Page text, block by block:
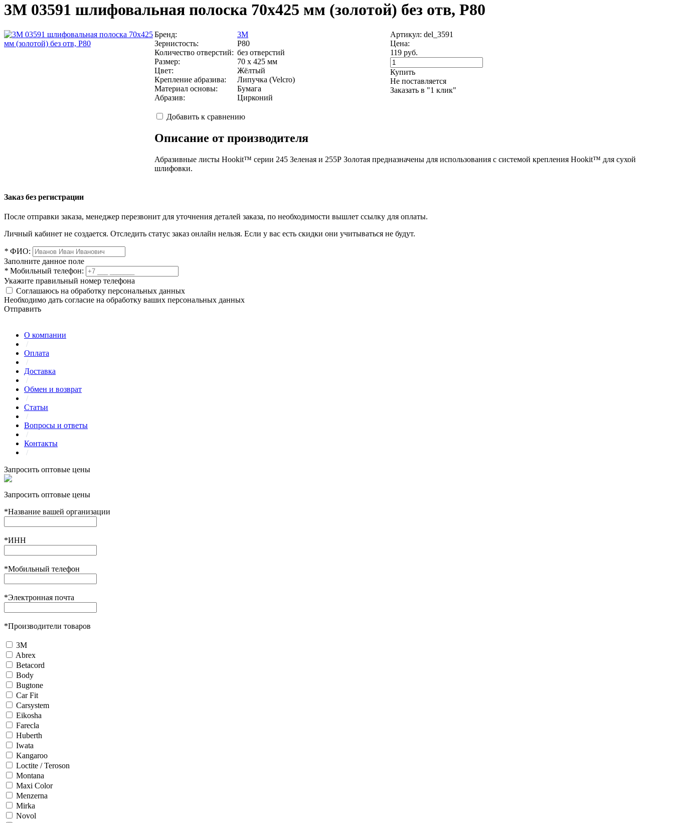
3М 03591 шлифовальная полоска 70х425 мм (золотой) без отв, P80
Бренд:
3M
Зернистость:
P80
Количество отверстий: без отверстий
Размер:
70 х 425 мм
Цвет:
Жёлтый
Крепление абразива:
Липучка (Velcro)
Материал основы:
Бумага
Абразив:
Цирконий
Добавить к сравнению
Артикул: del_3591
Цена:
119 руб.
Купить
Не поставляется
Заказать в "1 клик"
Описание от производителя
Абразивные листы Hookit™ серии 245 Зеленая и 255Р Золотая предназначены для использования с системой крепления Hookit™ для сухой
шлифовки.
Заказ без регистрации
После отправки заказа, менеджер перезвонит для уточнения деталей заказа, по необходимости вышлет ссылку для оплаты.
Личный кабинет не создается. Отследить статус заказ онлайн нельзя. Если у вас есть скидки они учитываться не будут.
* ФИО:
Заполните данное поле
* Мобильный телефон:
Укажите правильный номер телефона
Соглашаюсь на обработку персональных данных
Необходимо дать согласие на обработку ваших персональных данных
Отправить
О компании
/
Оплата
/
Доставка
/
Обмен и возврат
/
Статьи
/
Вопросы и ответы
/
Контакты
/
Запросить оптовые цены
Запросить оптовые цены
*Название вашей организации
*ИНН
*Мобильный телефон
*Электронная почта
*Производители товаров
3М
Abrex
Betacord
Body
Bugtone
Car Fit
Carsystem
Eikosha
Farecla
Huberth
Iwata
Kangaroo
Loctite / Teroson
Montana
Maxi Color
Menzerna
Mirka
Novol